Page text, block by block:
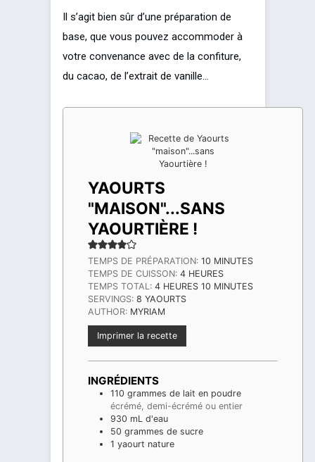
Il s’agit bien sûr d’une préparation de
base, que vous pouvez accommoder à
votre convenance avec de la confiture,
du cacao, de l’extrait de vanille…
YAOURTS
"MAISON"...SANS
YAOURTIÈRE !
TEMPS DE PRÉPARATION: 10 MINUTES
MINUTES
TEMPS DE CUISSON: 4HEURES
HEURES
TEMPS TOTAL: 4HEURES
HEURES 10 MINUTES
MINUTES
SERVINGS: 8 YAOURTS
AUTHOR: MYRIAM
Imprimer la recette
INGRÉDIENTS
110 grammes de lait en poudre
écrémé, demi-écrémé ou entier
930 mL d'eau
50 grammes de sucre
1 yaourt nature